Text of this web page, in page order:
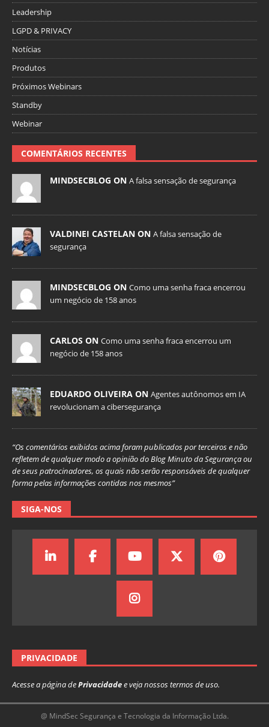
Leadership
LGPD & PRIVACY
Notícias
Produtos
Próximos Webinars
Standby
Webinar
COMENTÁRIOS RECENTES
MINDSECBLOG ON A falsa sensação de segurança
VALDINEI CASTELAN ON A falsa sensação de
segurança
MINDSECBLOG ON Como uma senha fraca encerrou
um negócio de 158 anos
CARLOS ON Como uma senha fraca encerrou um
negócio de 158 anos
EDUARDO OLIVEIRA ON Agentes autônomos em IA
revolucionam a cibersegurança
“Os comentários exibidos acima foram publicados por terceiros e não
refletem de qualquer modo a opinião do Blog Minuto da Segurança ou
de seus patrocinadores, os quais não serão responsáveis de qualquer
forma pelas informações contidas nos mesmos”
SIGA-NOS
PRIVACIDADE
Acesse a página dePrivacidadee veja nossos termos de uso.
@ MindSec Segurança e Tecnologia da Informação Ltda.